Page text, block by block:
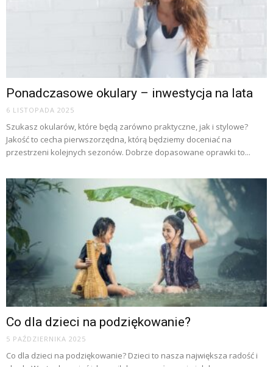
Ponadczasowe okulary – inwestycja na lata
6 LISTOPADA 2025
Szukasz okularów, które będą zarówno praktyczne, jak i stylowe?
Jakość to cecha pierwszorzędna, którą będziemy doceniać na
przestrzeni kolejnych sezonów. Dobrze dopasowane oprawki to...
Co dla dzieci na podziękowanie?
5 PAŹDZIERNIKA 2025
Co dla dzieci na podziękowanie? Dzieci to nasza największa radość i